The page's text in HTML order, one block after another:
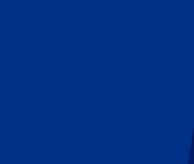
Chelsea FC Tickets bei P1
unseren Chelsea Tickets oder